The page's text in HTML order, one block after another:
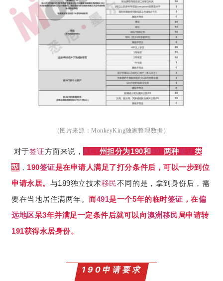
（图片来源：MonkeyKing独家整理数据）
对于签证方面来说， ACT州担分为190和491两种签证类
型 ， 190签证是在申请人满足了打分条件后，可以一步到位
申请永居。 与189独立技术移民不同的是，拿到身份后，需
要在当地居住满两年。而491是一个5年的临时签证 ，在偏
远地区呆3年并满足一定条件后就可以向澳洲移民局申请转
191获得永居身份。
190申请要求